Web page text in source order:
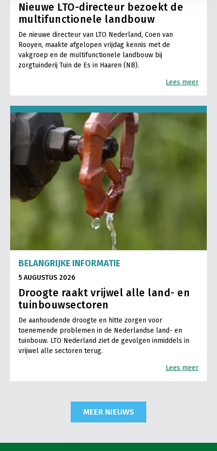
Nieuwe LTO-directeur bezoekt de
multifunctionele landbouw
De nieuwe directeur van LTO Nederland, Coen van
Rooyen, maakte afgelopen vrijdag kennis met de
vakgroep en de multifunctionele landbouw bij
zorgtuinderij Tuin de Es in Haaren (NB).
Lees meer
BELANGRIJKE INFORMATIE
5 AUGUSTUS 2026
Droogte raakt vrijwel alle land- en
tuinbouwsectoren
De aanhoudende droogte en hitte zorgen voor
toenemende problemen in de Nederlandse land- en
tuinbouw. LTO Nederland ziet de gevolgen inmiddels in
vrijwel alle sectoren terug.
Lees meer
MEER NIEUWS